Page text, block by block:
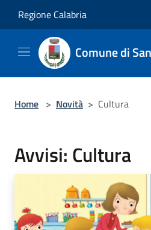
Regione Calabria
Comune di
Home > Novità > Cultura
Avvisi: Cultura